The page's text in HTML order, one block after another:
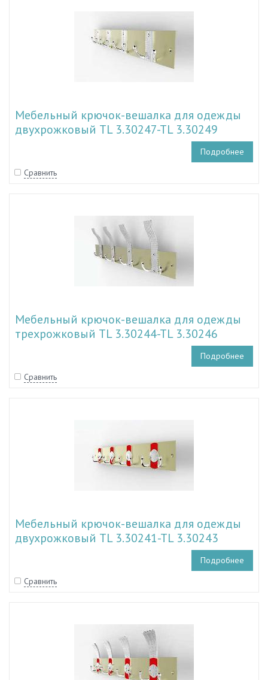
Мебельный крючок-вешалка для одежды
двухрожковый TL 3.30247-TL 3.30249
Подробнее
Сравнить
Мебельный крючок-вешалка для одежды
трехрожковый TL 3.30244-TL 3.30246
Подробнее
Сравнить
Мебельный крючок-вешалка для одежды
двухрожковый TL 3.30241-TL 3.30243
Подробнее
Сравнить